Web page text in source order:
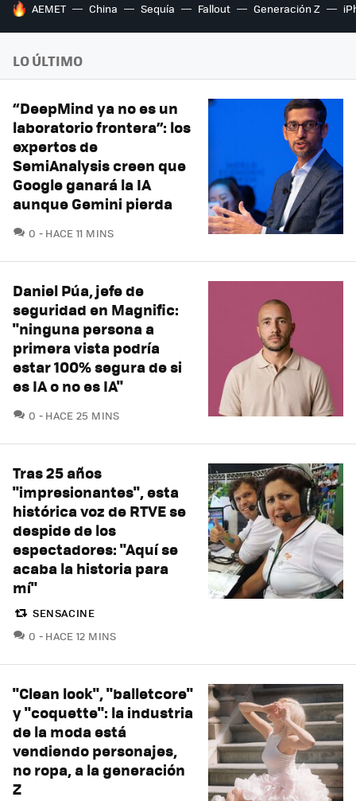
HOY SE HABLA DE
AEMET China Sequía Fallout Generación Z
LO ÚLTIMO
“DeepMind ya no es un
laboratorio frontera”: los
expertos de
SemiAnalysis creen que
Google ganará la IA
aunque Gemini pierda
0 COMENTARIOS
HACE 11 MINS
Daniel Púa, jefe de
seguridad en Magnific:
"ninguna persona a
primera vista podría
estar 100% segura de si
es IA o no es IA"
0 COMENTARIOS
HACE 25 MINS
Tras 25 años
"impresionantes", esta
histórica voz de RTVE se
despide de los
espectadores: "Aquí se
acaba la historia para
mí"
SENSACINE
0 COMENTARIOS
HACE 12 MINS
"Clean look", "balletcore"
y "coquette": la industria
de la moda está
vendiendo personajes,
no ropa, a la generación
Z